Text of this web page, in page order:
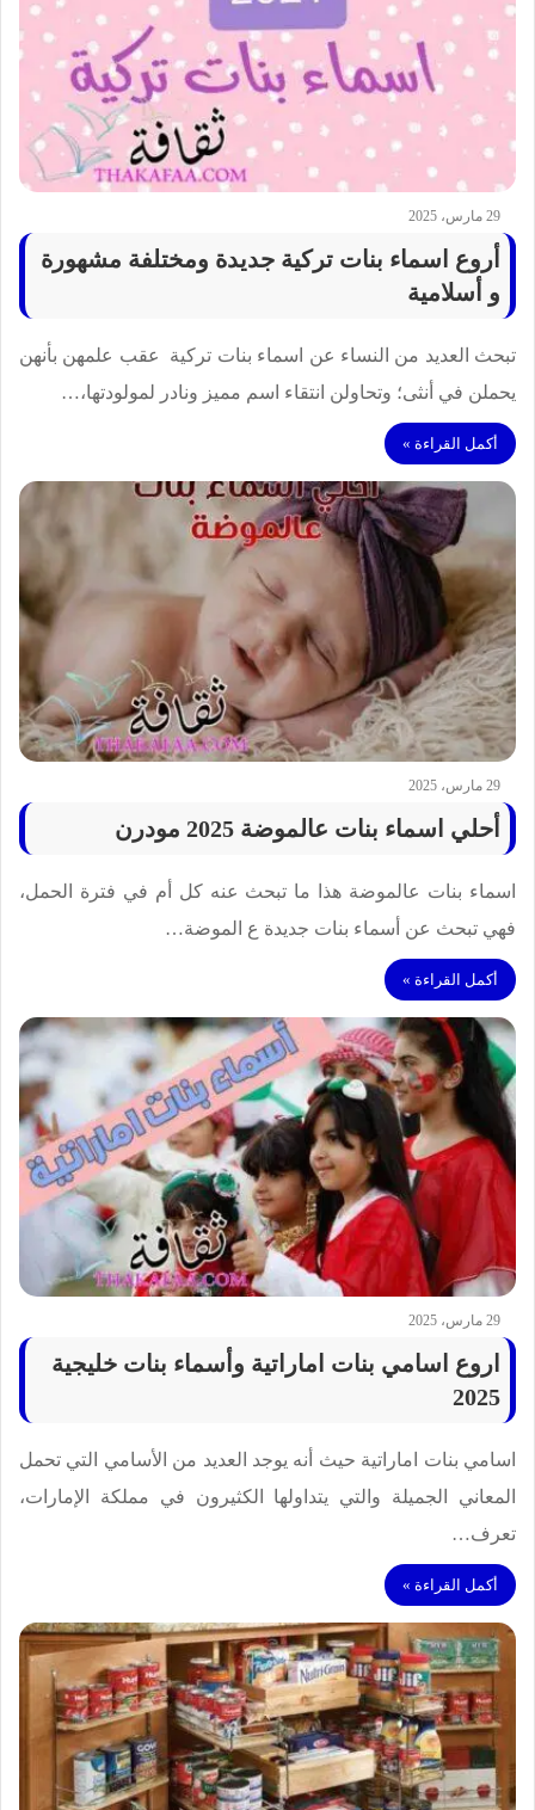
29 مارس، 2025
أروع اسماء بنات تركية جديدة ومختلفة مشهورة
و أسلامية
تبحث العديد من النساء عن اسماء بنات تركية عقب علمهن بأنهن
يحملن في أنثى؛ وتحاولن انتقاء اسم مميز ونادر لمولودتها،…
أكمل القراءة »
29 مارس، 2025
أحلي اسماء بنات عالموضة 2025 مودرن
اسماء بنات عالموضة هذا ما تبحث عنه كل أم في فترة الحمل،
فهي تبحث عن أسماء بنات جديدة ع الموضة…
أكمل القراءة »
29 مارس، 2025
اروع اسامي بنات اماراتية وأسماء بنات خليجية
2025
اسامي بنات اماراتية حيث أنه يوجد العديد من الأسامي التي تحمل
المعاني الجميلة والتي يتداولها الكثيرون في مملكة الإمارات،
تعرف…
أكمل القراءة »